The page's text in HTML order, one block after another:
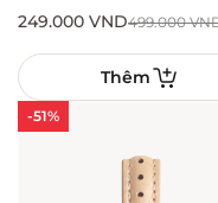
249.000 VND499.000
Thêm
-51%